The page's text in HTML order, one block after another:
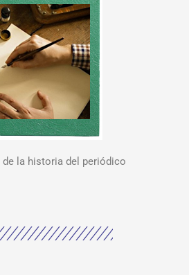
de la historia del periódico